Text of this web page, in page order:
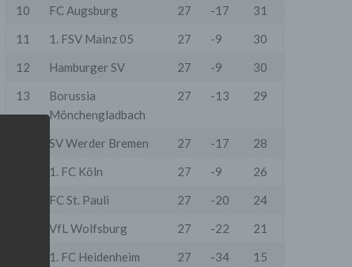
10
FC Augsburg 27 -17
31
11
1. FSV Mainz 05 27 -9
30
12
Hamburger SV 27 -9
30
13
Borussia
Mönchengladbach
27 -13 29
SV Werder Bremen 27 -17
28
1. FC Köln 27 -9
26
FC St. Pauli 27 -20
24
VfL Wolfsburg 27 -22
21
1. FC Heidenheim
27 -34 15